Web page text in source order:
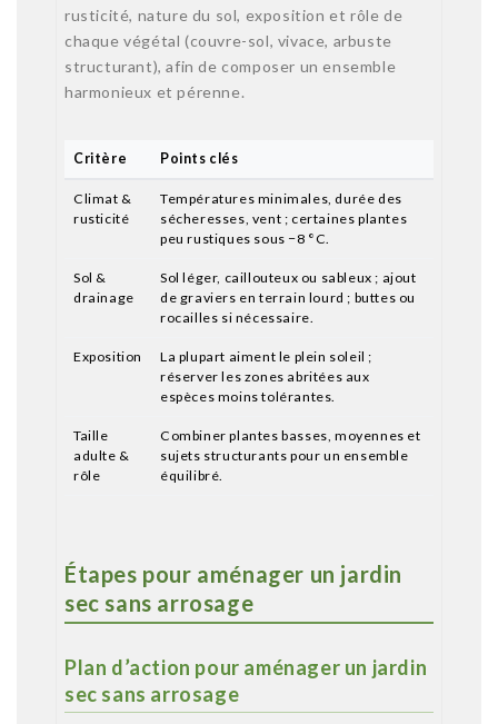
rusticité, nature du sol, exposition et rôle de
chaque végétal (couvre-sol, vivace, arbuste
structurant), afin de composer un ensemble
harmonieux et pérenne.
Critère Points clés
Climat &
rusticité
Températures minimales, durée des
sécheresses, vent ; certaines plantes
peu rustiques sous −8 °C.
Sol &
drainage
Sol léger, caillouteux ou sableux ; ajout
de graviers en terrain lourd ; buttes ou
rocailles si nécessaire.
Exposition
La plupart aiment le plein soleil ;
réserver les zones abritées aux
espèces moins tolérantes.
Taille
adulte &
rôle
Combiner plantes basses, moyennes et
sujets structurants pour un ensemble
équilibré.
Étapes pour aménager un jardin
sec sans arrosage
Plan d’action pour aménager un jardin
sec sans arrosage